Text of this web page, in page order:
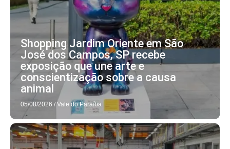
Shopping Jardim Oriente em São
José dos Campos, SP recebe
exposição que une arte e
conscientização sobre a causa
animal
05/08/2026 / Vale do Paraíba